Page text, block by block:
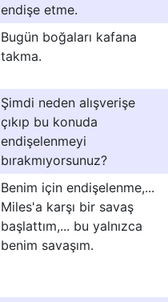
endişe etme.
Bugün boğaları kafana
takma.
Şimdi neden alışverişe
çıkıp bu konuda
endişelenmeyi
bırakmıyorsunuz?
Benim için endişelenme,...
Miles'a karşı bir savaş
başlattım,... bu yalnızca
benim savaşım.